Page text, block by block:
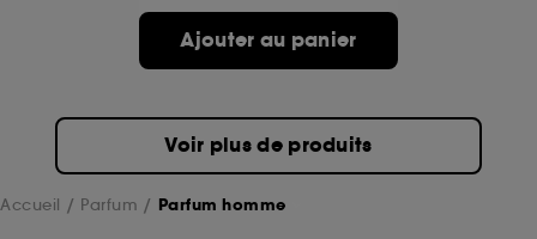
Ajouter au panier
Voir plus de produits
Accueil Parfum Parfum homme